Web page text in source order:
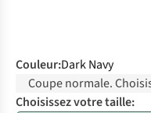
Couleur:Dark Navy
Coupe normale.
Choisissez votre taille: